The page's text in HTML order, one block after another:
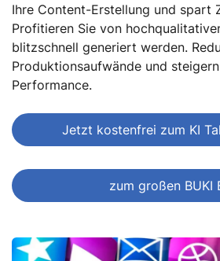
Ihre Content-Erstellung und spart
Profitieren Sie von
blitzschnell generiert werden.
Produktionsaufwände und
Performance.
Jetzt kostenfrei zum KI
zum großen BUKI